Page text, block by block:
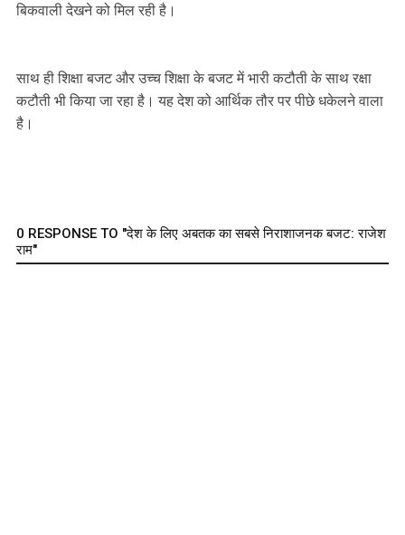
बिकवाली देखने को मिल रही है।
साथ ही शिक्षा बजट और उच्च शिक्षा के बजट में भारी कटौती के साथ रक्षा
कटौती भी किया जा रहा है। यह देश को आर्थिक तौर पर पीछे धकेलने वाला
है।
0 RESPONSE TO "देश के लिए अबतक का सबसे निराशाजनक बजट: राजेश
राम"